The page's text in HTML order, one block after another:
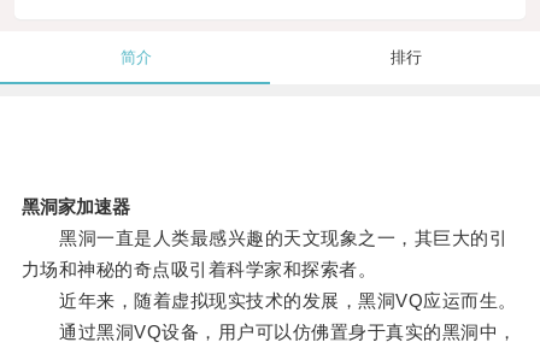
简介 排行
黑洞家加速器
黑洞一直是人类最感兴趣的天文现象之一，其巨大的引
力场和神秘的奇点吸引着科学家和探索者。
近年来，随着虚拟现实技术的发展，黑洞VQ应运而生。
通过黑洞VQ设备，用户可以仿佛置身于真实的黑洞中，